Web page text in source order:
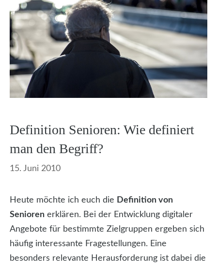
Definition Senioren: Wie definiert
man den Begriff?
15. Juni 2010
Heute möchte ich euch die Definition von
Senioren erklären. Bei der Entwicklung digitaler
Angebote für bestimmte Zielgruppen ergeben sich
häufig interessante Fragestellungen. Eine
besonders relevante Herausforderung ist dabei die